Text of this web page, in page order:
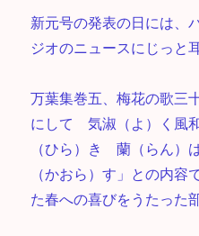
新元号の発表の日には、
ジオのニュースにじっと
万葉集巻五、梅花の歌三
にして 気淑（よ）く風
（ひら）き 蘭（らん）
（かおら）す」との内
た春への喜びをうたった